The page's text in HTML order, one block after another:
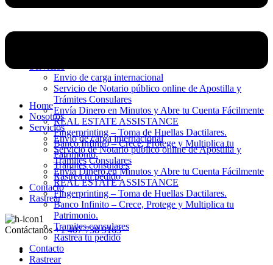
Envio de carga internacional
Servicio de Notario público online de Apostilla y
Trámites Consulares
Envía Dinero en Minutos y Abre tu Cuenta Fácilmente
REAL ESTATE ASSISTANCE
Fingerprinting – Toma de Huellas Dactilares.
Banco Infinito – Crece, Protege y Multiplica tu
Patrimonio.
Tramites consulares
Rastrea tu pedido
Contacto
Rastrear
Contáctanos +1 407 738 9163
Home
Nosotros
Servicios
Envio de carga internacional
Servicio de Notario público online de Apostilla y
Trámites Consulares
Envía Dinero en Minutos y Abre tu Cuenta Fácilmente
REAL ESTATE ASSISTANCE
Fingerprinting – Toma de Huellas Dactilares.
Banco Infinito – Crece, Protege y Multiplica tu
Patrimonio.
Tramites consulares
Rastrea tu pedido
Contacto
Rastrear